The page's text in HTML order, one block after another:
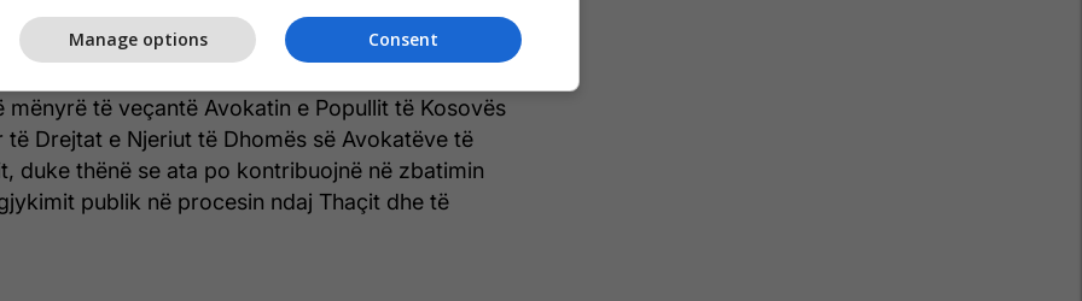
Ky ndryshim sistemik i lë të pandehurit
të jashtëm”, ka shtuar Misetiq.
mënyrë të veçantë Avokatin e Popullit të Kosovës
të Drejtat e Njeriut të Dhomës së Avokatëve të
duke thënë se ata po kontribuojnë në zbatimin
publik në procesin ndaj Thaçit dhe të
Consent
Manage options